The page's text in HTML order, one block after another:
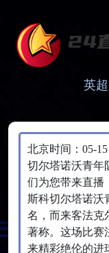
英
北京时间：05-
切尔塔诺沃青年
们为您带来直播
斯科切尔塔诺沃
名，而来客法克
著称。这场比赛
来精彩绝伦的进